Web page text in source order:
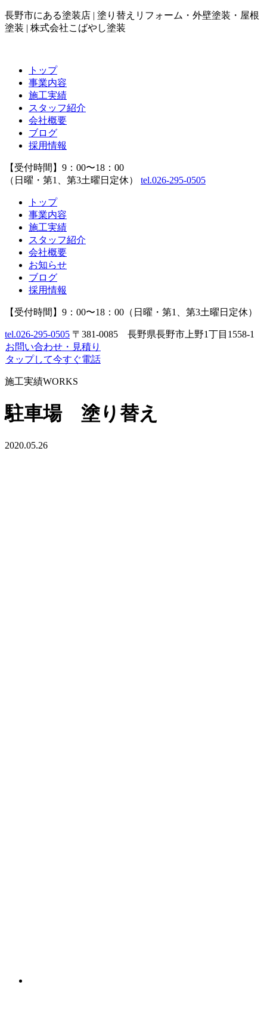
長野市にある塗装店 | 塗り替えリフォーム・外壁塗装・屋根
塗装 | 株式会社こばやし塗装
トップ
事業内容
施工実績
スタッフ紹介
会社概要
ブログ
採用情報
【受付時間】9：00〜18：00
（日曜・第1、第3土曜日定休）
tel.026-295-0505
トップ
事業内容
施工実績
スタッフ紹介
会社概要
お知らせ
ブログ
採用情報
【受付時間】9：00〜18：00（日曜・第1、第3土曜日定休）
tel.026-295-0505 〒381-0085 長野県長野市上野1丁目1558-1
お問い合わせ ・ 見積り
タップして今すぐ電話
施工実績WORKS
駐車場 塗り替え
2020.05.26